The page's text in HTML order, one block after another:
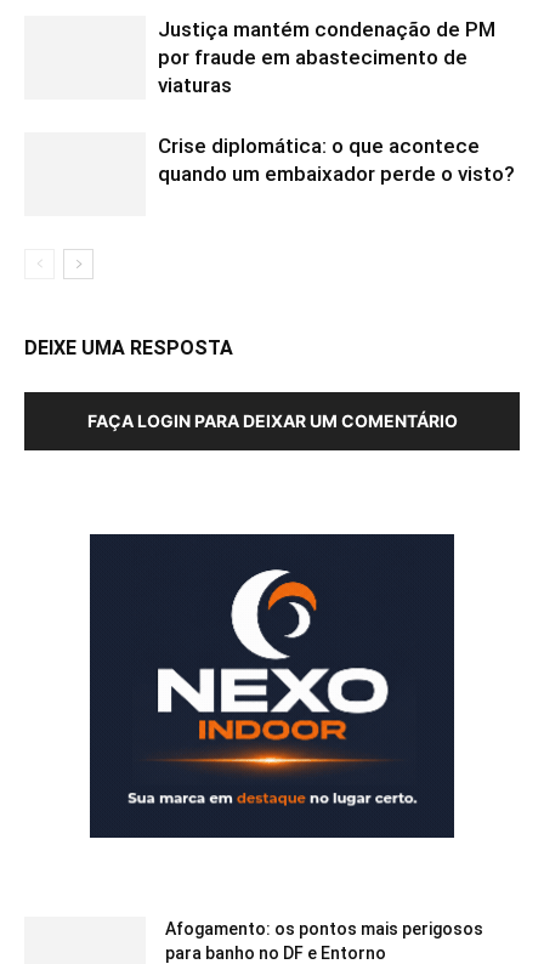
Justiça mantém condenação de PM
por fraude em abastecimento de
viaturas
Crise diplomática: o que acontece
quando um embaixador perde o visto?
DEIXE UMA RESPOSTA
FAÇA LOGIN PARA DEIXAR UM COMENTÁRIO
Afogamento: os pontos mais perigosos
para banho no DF e Entorno